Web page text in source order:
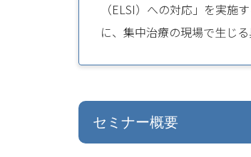
（ELSI）への対応」を実施
に、集中治療の現場で生じ
セミナー概要